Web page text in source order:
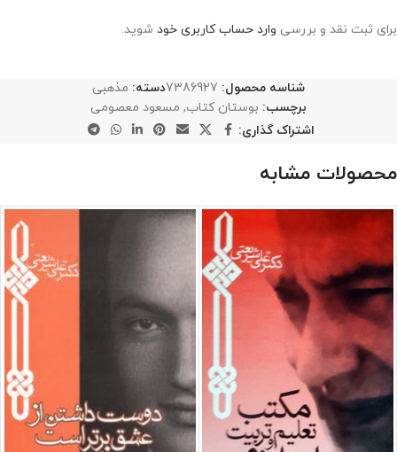
برای ثبت نقد و بررسی وارد حساب کاربری خود شوید.
شناسه محصول: 7386927دسته: مذهبی
برچسب: بوستان کتاب, مسعود معصومی
اشتراک گذاری:
محصولات مشابه